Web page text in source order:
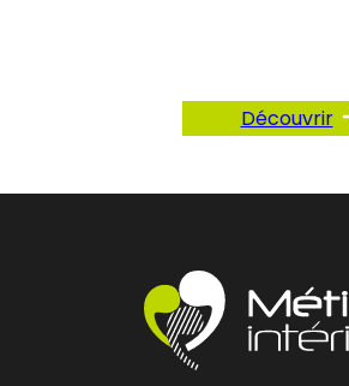
Découvrir